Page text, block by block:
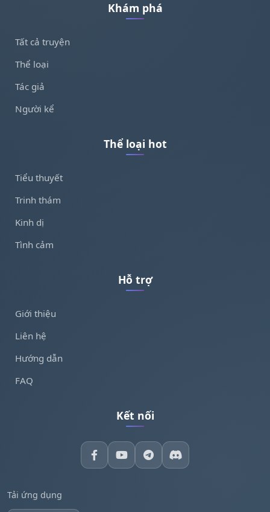
Khám phá
Tất cả truyện
Thể loại
Tác giả
Người kể
Thể loại hot
Tiểu thuyết
Trinh thám
Kinh dị
Tình cảm
Hỗ trợ
Giới thiệu
Liên hệ
Hướng dẫn
FAQ
Kết nối
Tải ứng dụng